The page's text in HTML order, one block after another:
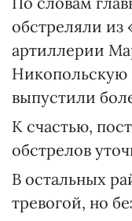
обстреляли из
артиллерии
Никопольскую
выпустили
К счастью,
обстрелов
В остальных
тревогой, но